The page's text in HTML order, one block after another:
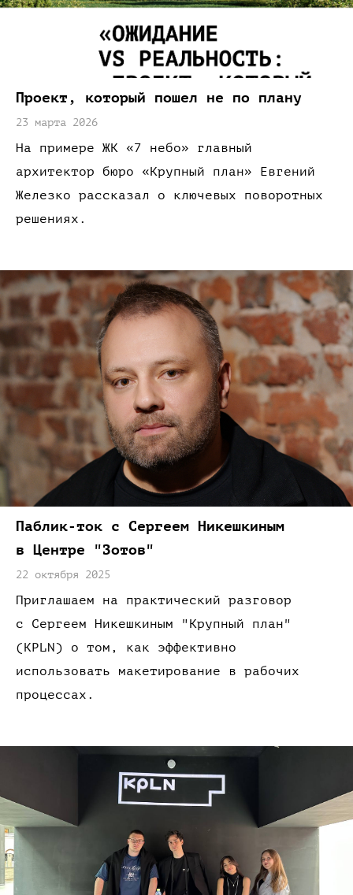
Проект, который пошел не по плану
23 марта 2026
На примере ЖК «7 небо» главный
архитектор бюро «Крупный план» Евгений
Железко рассказал о ключевых поворотных
решениях.
Паблик-ток с Сергеем Никешкиным
в Центре "Зотов"
22 октября 2025
Приглашаем на практический разговор
с Сергеем Никешкиным "Крупный план"
(KPLN)
о том,
как эффективно
использовать макетирование
в рабочих
процессах.